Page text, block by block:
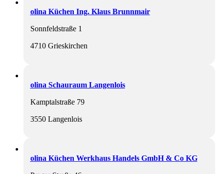
olina Küchen Ing. Klaus Brunnmair
Sonnfeldstraße 1
4710 Grieskirchen
olina Schauraum Langenlois
Kamptalstraße 79
3550 Langenlois
olina Küchen Werkhaus Handels GmbH & Co KG